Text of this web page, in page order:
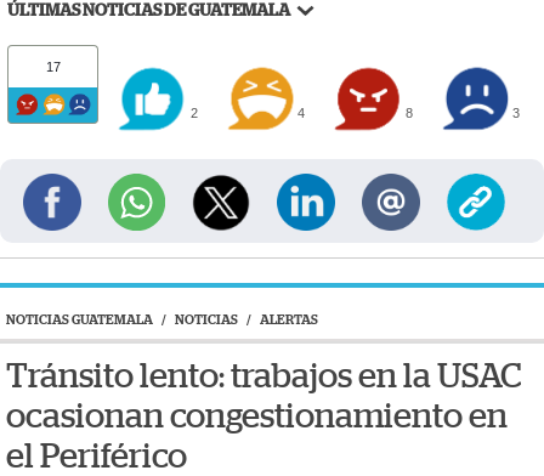
ÚLTIMAS NOTICIAS DE GUATEMALA
17
2 4 8 3
NOTICIAS GUATEMALA / NOTICIAS / ALERTAS
Tránsito lento: trabajos en la USAC
ocasionan congestionamiento en
el Periférico